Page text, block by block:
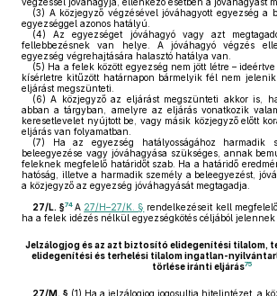
(3) A közjegyző végzésével jóváhagyott egyezség a
egyezséggel azonos hatályú.
(4) Az egyezséget jóváhagyó vagy azt
fellebbezésnek van helye. A jóváhagyó végzés
egyezség végrehajtására halasztó hatálya van.
(5) Ha a felek között egyezség nem jött létre –
kísérletre kitűzött határnapon bármelyik fél nem
eljárást megszünteti.
(6) A közjegyző az eljárást megszünteti akkor is,
abban a tárgyban, amelyre az eljárás vonatkozik
keresetlevelet nyújtott be, vagy másik közjegyző előtt
eljárás van folyamatban.
(7) Ha az egyezség hatályosságához harmadik
beleegyezése vagy jóváhagyása szükséges, annak
feleknek megfelelő határidőt szab. Ha a határidő
hatóság, illetve a harmadik személy a beleegyezést,
a közjegyző az egyezség jóváhagyását megtagadja.
27/L. §74 A 27/H–27/K. § rendelkezéseit kell
ha a felek idézés nélkül egyezségkötés céljából jelennek
Jelzálogjog és az azt biztosító elidegenítési tilalom,
elidegenítési és terhelési tilalom ingatlan-
törlése iránti eljárás75
27/M. § (1) Ha a jelzálogjog jogosultja hitelintézet, a